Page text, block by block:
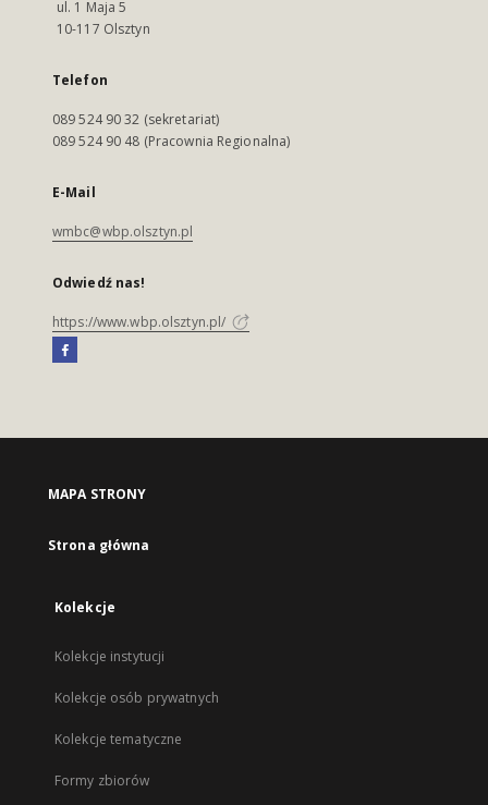
ul. 1 Maja 5
10-117 Olsztyn
Telefon
089 524 90 32 (sekretariat)
089 524 90 48 (Pracownia Regionalna)
E-Mail
wmbc@wbp.olsztyn.pl
Odwiedź nas!
https://www.wbp.olsztyn.pl/
MAPA STRONY
Strona główna
Kolekcje
Kolekcje instytucji
Kolekcje osób prywatnych
Kolekcje tematyczne
Formy zbiorów